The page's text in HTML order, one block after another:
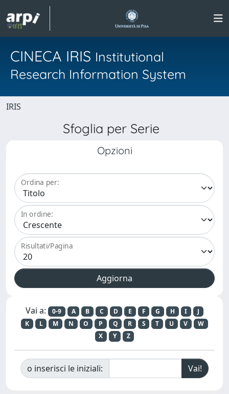
CINECA IRIS Institutional
Research Information System
IRIS
Sfoglia per Serie
Opzioni
Ordina per:
In ordine:
Risultati/Pagina
Vai a: 0-9 A B C D E F G H I
J
K
L M N O P Q R S T U V
W
X
Y Z
o inserisci le iniziali: